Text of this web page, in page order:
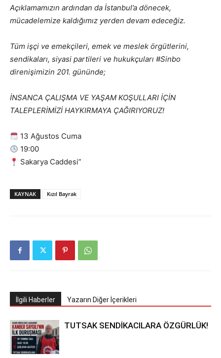
Açıklamamızın ardından da İstanbul’a dönecek,
mücadelemize kaldığımız yerden devam edeceğiz.
Tüm işçi ve emekçileri, emek ve meslek örgütlerini,
sendikaları, siyasi partileri ve hukukçuları #Sinbo
direnişimizin 201. gününde;
İNSANCA ÇALIŞMA VE YAŞAM KOŞULLARI İÇİN
TALEPLERİMİZİ HAYKIRMAYA ÇAĞIRIYORUZ!
13 Ağustos Cuma
19:00
Sakarya Caddesi”
KAYNAK Kızıl Bayrak
İlgili Haberler Yazarın Diğer İçerikleri
TUTSAK SENDİKACILARA ÖZGÜRLÜK!